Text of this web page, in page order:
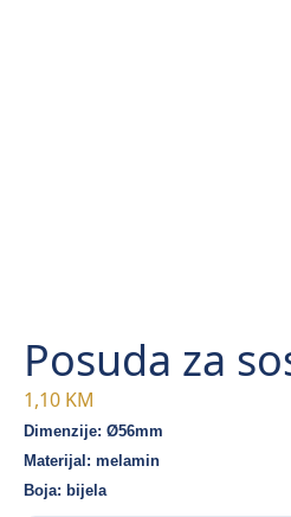
Posuda za
1,10 KM
Dimenzije: Ø56mm
Materijal: melamin
Boja: bijela